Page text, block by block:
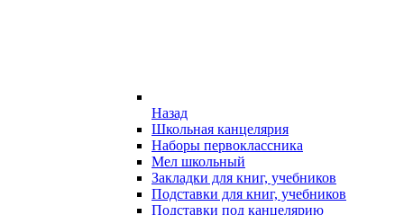
Назад
Школьная канцелярия
Наборы первоклассника
Мел школьный
Закладки для книг, учебников
Подставки для книг, учебников
Подставки под канцелярию